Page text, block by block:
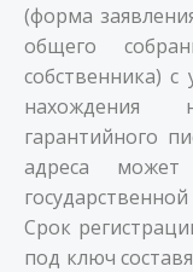
(форма
общего
собственника) с
нахождения
гарантийного
адреса
Срок
под ключ